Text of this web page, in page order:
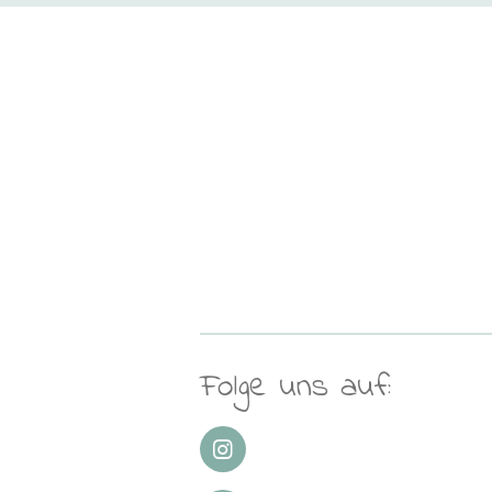
Folge uns auf:
I
n